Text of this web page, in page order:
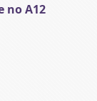
no A12